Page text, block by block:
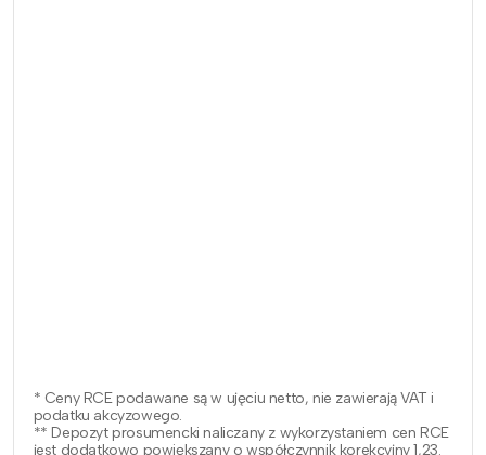
* Ceny RCE podawane są w ujęciu netto, nie zawierają VAT i
podatku akcyzowego.
** Depozyt prosumencki naliczany z wykorzystaniem cen RCE
jest dodatkowo powiększany o współczynnik korekcyjny 1,23.